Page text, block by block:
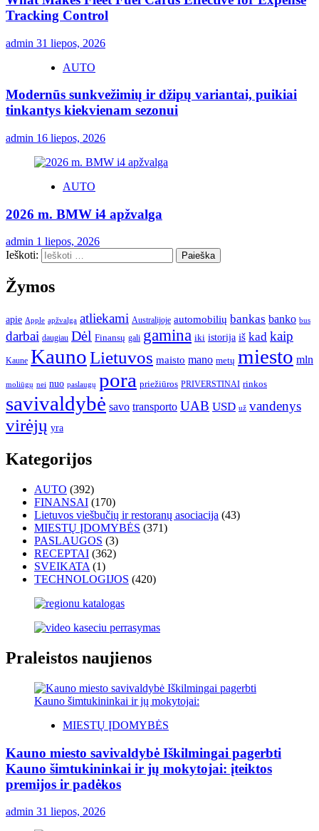
Tracking Control
admin 31 liepos, 2026
AUTO
Modernūs sunkvežimių ir džipų variantai, puikiai
tinkantys kiekvienam sezonui
admin 16 liepos, 2026
AUTO
2026 m. BMW i4 apžvalga
admin 1 liepos, 2026
Ieškoti:
Žymos
apie Apple apžvalga atliekami Australijoje automobilių bankas banko bus
darbai daugiau Dėl Finansų gali gamina iki istorija iš kad kaip
Kaune KaunoLietuvos maisto mano metų miesto mln
moliūgų nei nuo paslaugų pora priežiūros PRIVERSTINAI rinkos
savivaldybė savo transporto UAB USD už vandenys
virėjų yra
Kategorijos
AUTO (392)
FINANSAI (170)
Lietuvos viešbučių ir restoranų asociacija (43)
MIESTŲ ĮDOMYBĖS (371)
PASLAUGOS (3)
RECEPTAI (362)
SVEIKATA (1)
TECHNOLOGIJOS (420)
Praleistos naujienos
MIESTŲ ĮDOMYBĖS
Kauno miesto savivaldybė Iškilmingai pagerbti
Kauno šimtukininkai ir jų mokytojai: įteiktos
premijos ir padėkos
admin 31 liepos, 2026